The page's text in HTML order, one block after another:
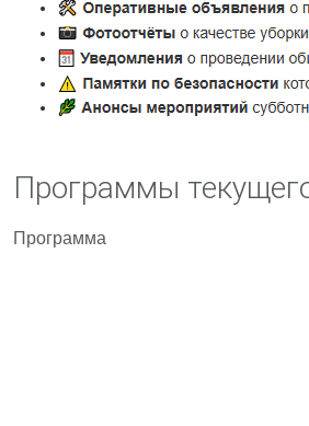
Программы
Программа